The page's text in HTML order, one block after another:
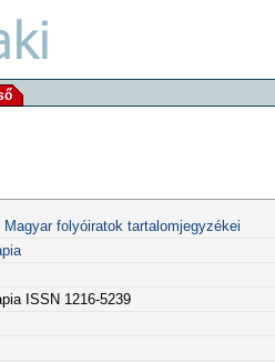
Magyar folyóiratok tartalomjegyzékei
ISSN 1216-5239